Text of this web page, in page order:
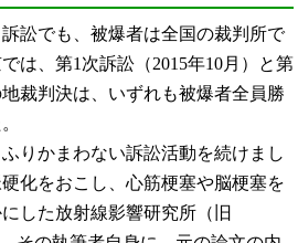
訟でも、被爆者は全国の裁判所で
は、第1次訴訟（2015年10月）と第
裁判決は、いずれも被爆者全員勝
りかまわない訴訟活動を続けまし
化をおこし、心筋梗塞や脳梗塞を
した放射線影響研究所（旧